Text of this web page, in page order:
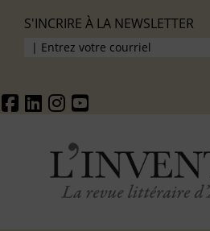
S'INCRIRE À LA NEWSLETTER